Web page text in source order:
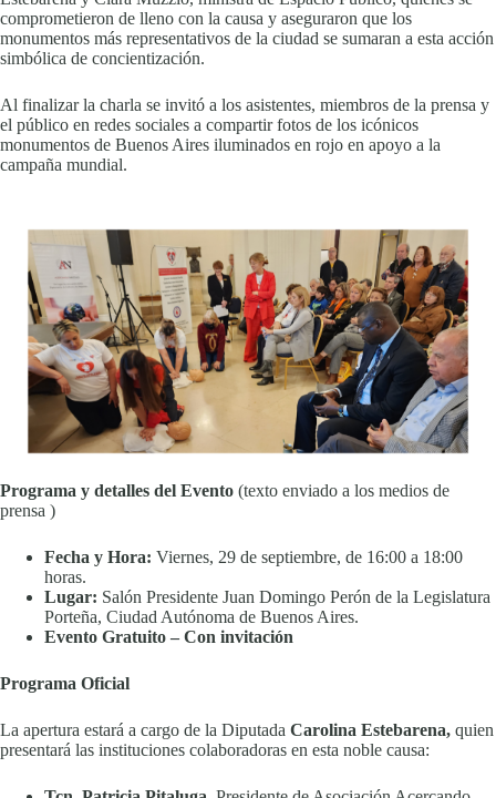
comprometieron de lleno con la causa y aseguraron que los
monumentos más representativos de la ciudad se sumaran a esta acción
simbólica de concientización.
Al finalizar la charla se invitó a los asistentes, miembros de la prensa y
el público en redes sociales a compartir fotos de los icónicos
monumentos de Buenos Aires iluminados en rojo en apoyo a la
campaña mundial.
Programa y detalles del Evento (texto enviado a los medios de
prensa )
Fecha y Hora: Viernes, 29 de septiembre, de 16:00 a 18:00
horas.
Lugar: Salón Presidente Juan Domingo Perón de la Legislatura
Porteña, Ciudad Autónoma de Buenos Aires.
Evento Gratuito – Con invitación
Programa Oficial
La apertura estará a cargo de la Diputada Carolina Estebarena, quien
presentará las instituciones colaboradoras en esta noble causa: